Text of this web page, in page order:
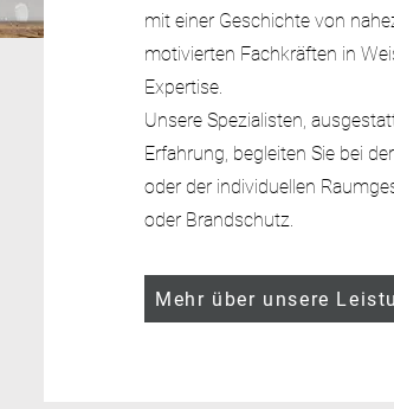
mit einer Geschichte von
motivierten Fachkräften in
Expertise.
Unsere Spezialisten,
Erfahrung, begleiten Sie bei
oder der individuellen
oder Brandschutz.
Mehr über unsere